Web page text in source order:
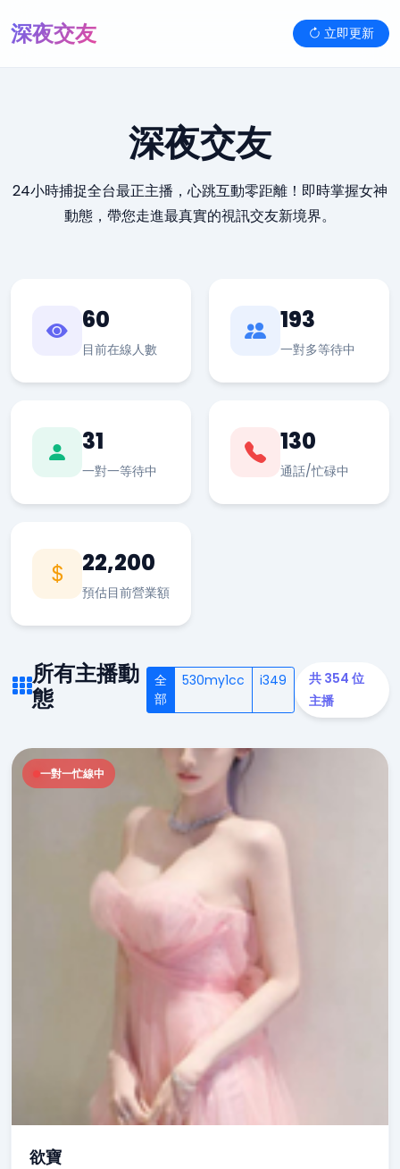
深夜交友 立即更新
深夜交友
24小時捕捉全台最正主播，心跳互動零距離！即時掌握女神
動態，帶您走進最真實的視訊交友新境界。
60
目前在線人數
193
一對多等待中
31
一對一等待中
130
通話/忙碌中
22,200
預估目前營業額
所有主播動
態
全
部
530my1cc i349
共 354 位
主播
一對一忙線中
欲寶